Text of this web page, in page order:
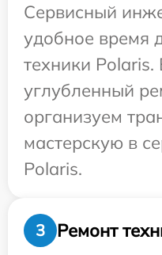
Сервисный
удобное время
техники Polaris.
углубленный
организуем
мастерскую в
Polaris.
3 Ремонт